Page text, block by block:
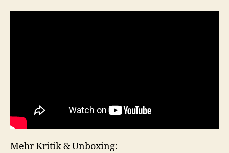
Mehr Kritik & Unboxing: